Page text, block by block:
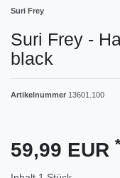
Suri Frey
Suri Frey -
black
Artikelnummer 13601.100
59,99 EUR *